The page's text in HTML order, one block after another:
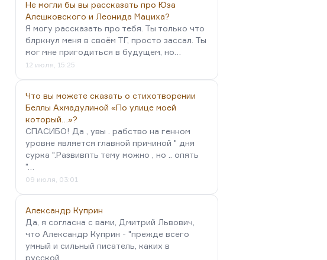
Не могли бы вы рассказать про Юза
Алешковского и Леонида Мациха?
Я могу рассказать про тебя. Ты только что
блркнул меня в своём ТГ, просто зассал. Ты
мог мне пригодиться в будущем, но…
12 июля, 15:25
Что вы можете сказать о стихотворении
Беллы Ахмадулиной «По улице моей
который…»?
СПАСИБО! Да , увы . рабство на генном
уровне является главной причиной " дня
сурка ".Развивпть тему можно , но .. опять
"…
09 июля, 03:01
Александр Куприн
Да, я согласна с вами, Дмитрий Львович,
что Александр Куприн - "прежде всего
умный и сильный писатель, каких в
русской…